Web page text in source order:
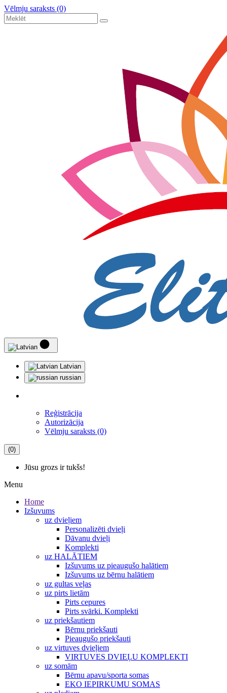
Vēlmju saraksts (0)
Latvian
russian
Reģistrācija
Autorizācija
Vēlmju saraksts (0)
(0)
Jūsu grozs ir tukšs!
Menu
Home
Izšuvums
uz dvieļiem
Personalizēti dvieļi
Dāvanu dvieļi
Komplekti
uz HALĀTIEM
Izšuvums uz pieaugušo halātiem
Izšuvums uz bērnu halātiem
uz gultas veļas
uz pirts lietām
Pirts cepures
Pirts svārki. Komplekti
uz priekšautiem
Bērnu priekšauti
Pieaugušo priekšauti
uz virtuves dvieļiem
VIRTUVES DVIEĻU KOMPLEKTI
uz somām
Bērnu apavu/sporta somas
EKO IEPIRKUMU SOMAS